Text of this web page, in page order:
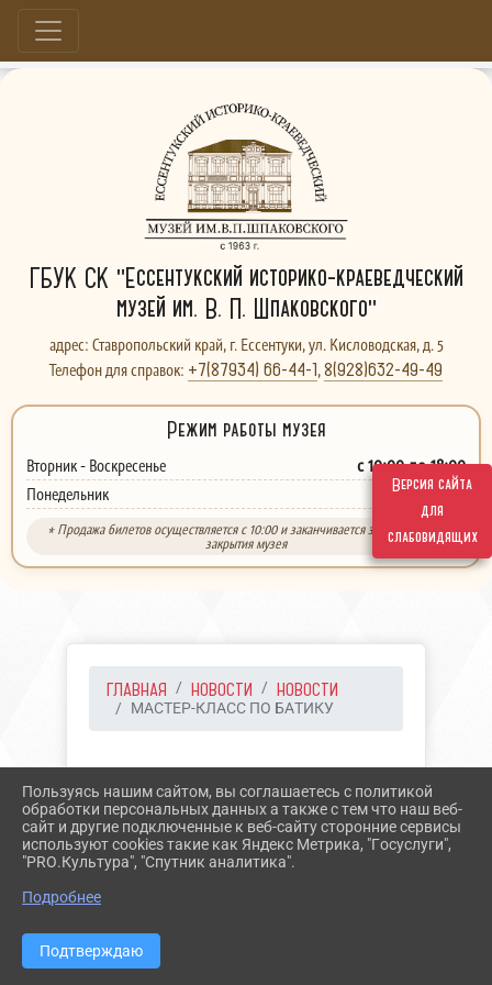
Версия сайта
для
слабовидящих
Больше, чем музей...
ГБУК СК "Ессентукский историко-краеведческий
музей им. В. П. Шпаковского"
адрес: Ставропольский край, г. Ессентуки, ул. Кисловодская, д. 5
Телефон для справок: +7(87934) 66-44-1,8(928)632-49-49
Режим работы музея
Вторник - Воскресенье с 10:00 до 18:00
Понедельник выходной
* Продажа билетов осуществляется с 10:00 и заканчивается за 30 минут до
закрытия музея
ГЛАВНАЯ НОВОСТИ НОВОСТИ
МАСТЕР-КЛАСС ПО БАТИКУ
МАСТЕР-КЛАСС ПО
БАТИКУ
Пользуясь нашим сайтом, вы соглашаетесь с политикой
обработки персональных данных а также с тем что наш веб-
сайт и другие подключенные к веб-сайту сторонние сервисы
используют cookies такие как Яндекс Метрика, "Госуслуги",
"PRO.Культура", "Спутник аналитика".
Подробнее
Подтверждаю